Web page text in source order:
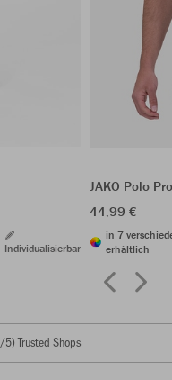
Individualisierbar
JAKO Polo
44,99 €
in 7
erhältlich
/5) Trusted Shops